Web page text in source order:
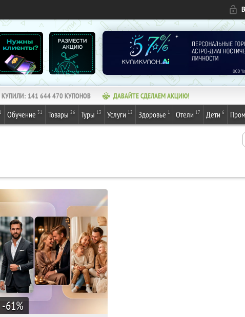
КУПИЛИ: 141 644 470КУПОНОВ ДАВАЙТЕ СДЕЛАЕМ АКЦИЮ!
1 Обучение 31 Товары 26 Туры 13 Услуги 12 Здоровье 1 Отели 17 Дети 6
-61%